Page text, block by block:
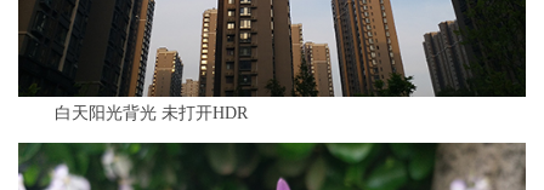
白天阳光背光 未打开HDR